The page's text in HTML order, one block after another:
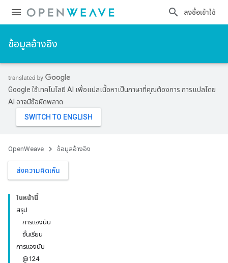
ลงชื่อเข้าใช้
ข้อมูลอ้างอิง
Google ใช้เทคโนโลยี AI เพื่อแปลเนื้อหาเป็นภาษาที่คุณต้องการ การแปลโดย
AI อาจมีข้อผิดพลาด
OpenWeave ข้อมูลอ้างอิง
ส่งความคิดเห็น
ในหน้านี้
สรุป
การแจงนับ
ชั้นเรียน
การแจงนับ
@124